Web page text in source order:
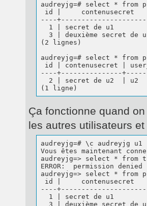
audreyjg=# select * from
id |     contenusecret
----
1 | secret de u1
3 | deuxième
(2
audreyjg=# select * from
id | contenusecret
----+---------------
2 | secret
(1 ligne)
Ça fonctionne quand
les autres utilisateurs
audreyjg=# \c audreyjg u1
Vous êtes maintenant
audreyjg=> select * from
ERROR:  permission
audreyjg=> select * from
id |     contenusecret
----
1 | secret de u1
3 | deuxième secret de